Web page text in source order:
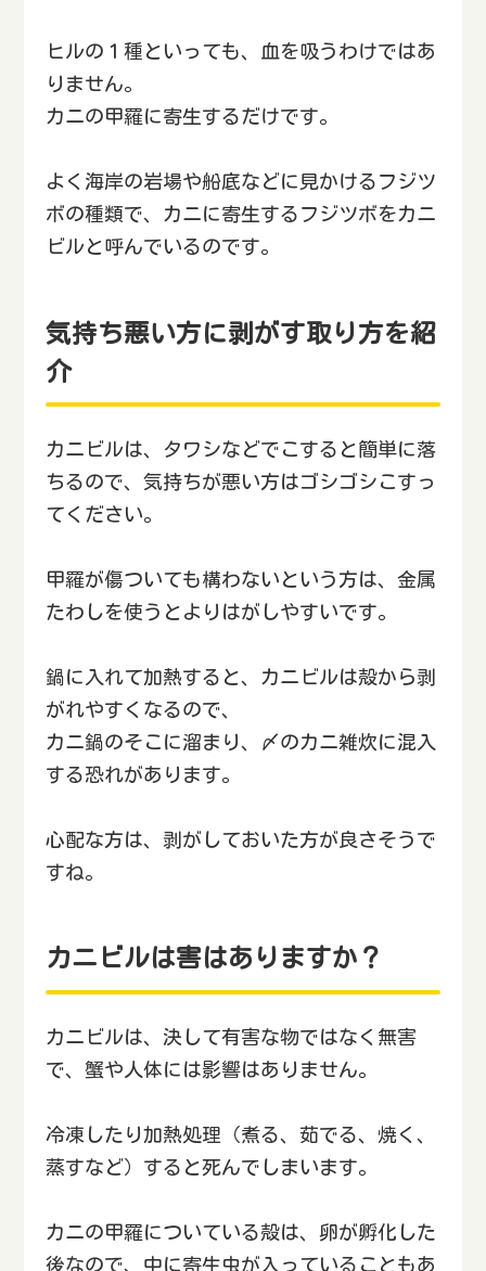
ヒルの１種といっても、血を吸うわけではあ
りません。
カニの甲羅に寄生するだけです。
よく海岸の岩場や船底などに見かけるフジツ
ボの種類で、カニに寄生するフジツボをカニ
ビルと呼んでいるのです。
気持ち悪い方に剥がす取り方を紹
介
カニビルは、タワシなどでこすると簡単に落
ちるので、気持ちが悪い方はゴシゴシこすっ
てください。
甲羅が傷ついても構わないという方は、金属
たわしを使うとよりはがしやすいです。
鍋に入れて加熱すると、カニビルは殻から剥
がれやすくなるので、
カニ鍋のそこに溜まり、〆のカニ雑炊に混入
する恐れがあります。
心配な方は、剥がしておいた方が良さそうで
すね。
カニビルは害はありますか？
カニビルは、決して有害な物ではなく無害
で、蟹や人体には影響はありません。
冷凍したり加熱処理（煮る、茹でる、焼く、
蒸すなど）すると死んでしまいます。
カニの甲羅についている殻は、卵が孵化した
後なので、中に寄生虫が入っていることもあ